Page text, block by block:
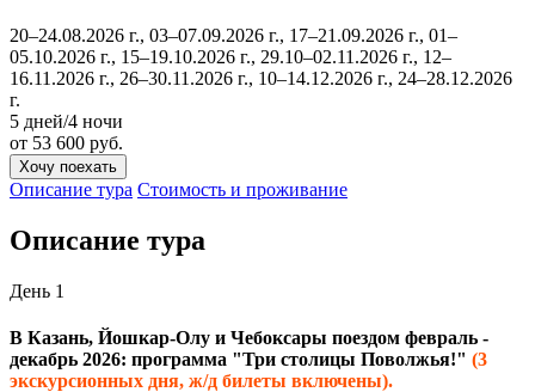
20–24.08.2026 г., 03–07.09.2026 г., 17–21.09.2026 г., 01–
05.10.2026 г., 15–19.10.2026 г., 29.10–02.11.2026 г., 12–
16.11.2026 г., 26–30.11.2026 г., 10–14.12.2026 г., 24–28.12.2026
г.
5 дней/4 ночи
от 53 600 руб.
Хочу поехать
Описание тура Стоимость и проживание
Описание тура
День 1
В Казань, Йошкар-Олу и Чебоксары поездом февраль -
декабрь 2026: программа "Три столицы Поволжья!" (3
экскурсионных дня, ж/д билеты включены).